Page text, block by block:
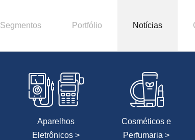
Segmentos Portfólio Notícias
Aparelhos
Eletrônicos >
Cosméticos e
Perfumaria >